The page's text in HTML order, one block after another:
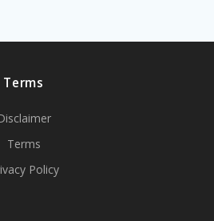
Terms
Terms
Policy